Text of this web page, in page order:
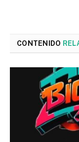
CONTENIDO